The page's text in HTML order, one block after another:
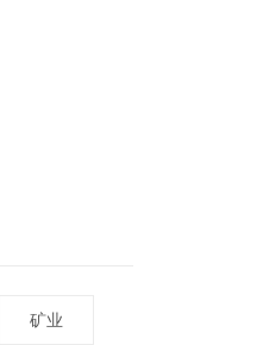
矿业